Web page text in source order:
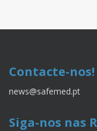
Contacte-nos!
news@safemed.pt
Siga-nos nas